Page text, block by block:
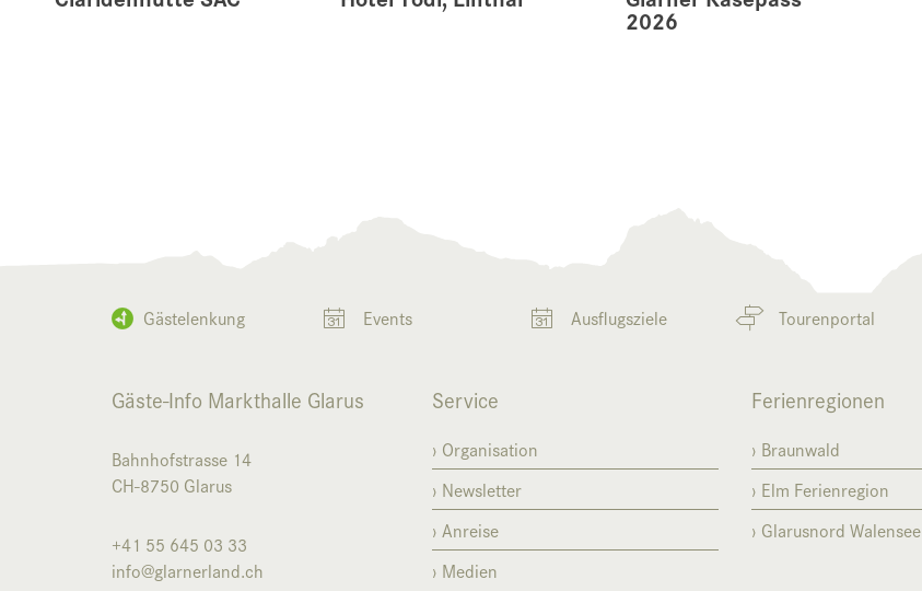
2026
Gästelenkung Events Ausflugsziele Tourenportal
Gäste-Info Markthalle Glarus
Bahnhofstrasse 14
CH-8750 Glarus
+41 55 645 03 33
info@glarnerland.ch
Service
Organisation
Newsletter
Anreise
Medien
Ferienregionen
Braunwald
Elm Ferienregion
Glarusnord Walensee